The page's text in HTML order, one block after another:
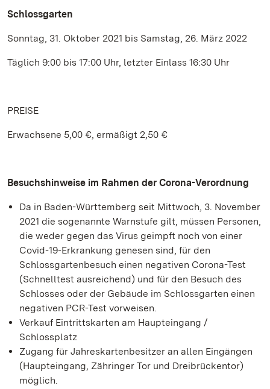
Schlossgarten
Sonntag, 31. Oktober 2021 bis Samstag, 26. März 2022
Täglich 9:00 bis 17:00 Uhr, letzter Einlass 16:30 Uhr
PREISE
Erwachsene 5,00 €, ermäßigt 2,50 €
Besuchshinweise im Rahmen der Corona-Verordnung
Da in Baden-Württemberg seit Mittwoch, 3. November
2021 die sogenannte Warnstufe gilt, müssen Personen,
die weder gegen das Virus geimpft noch von einer
Covid-19-Erkrankung genesen sind, für den
Schlossgartenbesuch einen negativen Corona-Test
(Schnelltest ausreichend) und für den Besuch des
Schlosses oder der Gebäude im Schlossgarten einen
negativen PCR-Test vorweisen.
Verkauf Eintrittskarten am Haupteingang /
Schlossplatz
Zugang für Jahreskartenbesitzer an allen Eingängen
(Haupteingang, Zähringer Tor und Dreibrückentor)
möglich.